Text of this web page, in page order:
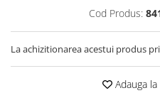
Cod Produs:
La achizitionarea acestui produs
Adauga